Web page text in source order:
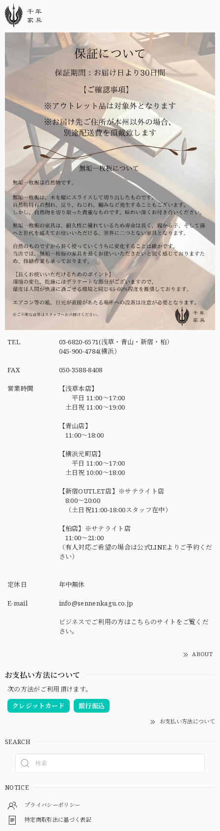
TEL
03-6820-6571(浅草・青山・新宿・柏）
045-900-4784(横浜）
FAX 050-3588-8408
営業時間
【浅草本店】
平日 11:00～17:00
土日祝 11:00～19:00
【青山店】
11:00～18:00
【横浜元町店】
平日 11:00～17:00
土日祝 10:00～18:00
【新宿OUTLET店】※サテライト店
8:00～20:00
（土日祝11:00-18:00スタッフ在中）
【柏店】※サテライト店
11:00～21:00
（有人対応ご希望の場合は公式LINEよりご予約くだ
さい）
定休日 年中無休
E-mail info@sennenkagu.co.jp
ビジネスでご利用の方はこちらのサイトをご覧くだ
さい。
ABOUT
お支払い方法について
次の方法がご利用頂けます。
クレジットカード
銀行振込
お支払い方法について
SEARCH
NOTICE
プライバシーポリシー
特定商取引法に基づく表記